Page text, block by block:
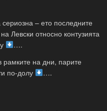
– ето последните
Левски относно контузията
….
на дни, парите
по-долу
….